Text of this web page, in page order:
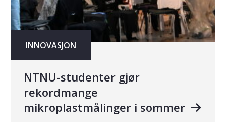
INNOVASJON
NTNU-studenter gjør
rekordmange
mikroplastmålinger i sommer